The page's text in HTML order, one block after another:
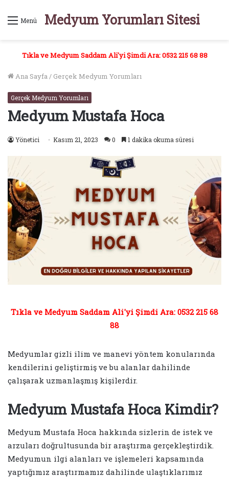
Menü Medyum Yorumları Sitesi
Tıkla ve Medyum Saddam Ali'yi Şimdi Ara: 0532 215 68 88
Ana Sayfa/ Gerçek Medyum Yorumları
Gerçek Medyum Yorumları
Medyum Mustafa Hoca
Yönetici Kasım 21, 2023 0 1 dakika okuma süresi
Tıkla ve Medyum Saddam Ali'yi Şimdi Ara: 0532 215 68
88
Medyumlar gizli ilim ve manevi yöntem konularında
kendilerini geliştirmiş ve bu alanlar dahilinde
çalışarak uzmanlaşmış kişilerdir.
Medyum Mustafa Hoca Kimdir?
Medyum Mustafa Hoca hakkında sizlerin de istek ve
arzuları doğrultusunda bir araştırma gerçekleştirdik.
Medyumun ilgi alanları ve işlemeleri kapsamında
yaptığımız araştırmamız dahilinde ulaştıklarımız